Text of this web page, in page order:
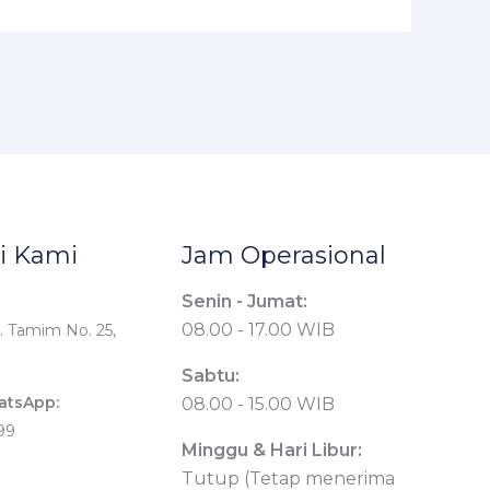
Kami
Tamim No. 25,
Jam Operasional
Senin - Jumat:
08.00 - 17.00 WIB
Sabtu:
08.00 - 15.00 WIB
Minggu & Hari Libur:
Tutup (Tetap menerima